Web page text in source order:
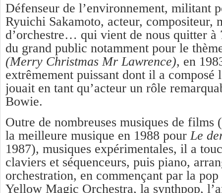
Défenseur de l’environnement, militant
Ryuichi Sakamoto, acteur, compositeur,
d’orchestre… qui vient de nous quitter à
du grand public notamment pour le
(Merry Christmas Mr Lawrence), en
extrêmement puissant dont il a composé
jouait en tant qu’acteur un rôle
Bowie.
Outre de nombreuses musiques de films
la meilleure musique en 1988 pour Le
1987), musiques expérimentales, il a
claviers et séquenceurs, puis piano,
orchestration, en commençant par la
Yellow Magic Orchestra, la synthpop,